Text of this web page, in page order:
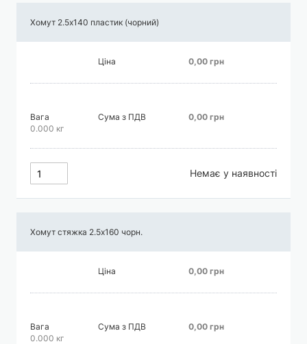
Хомут 2.5х140 пластик (чорний)
Ціна 0,00 грн
Вага
0.000 кг
Сума з ПДВ 0,00 грн
Немає у наявності
Хомут стяжка 2.5х160 чорн.
Ціна 0,00 грн
Вага
0.000 кг
Сума з ПДВ 0,00 грн